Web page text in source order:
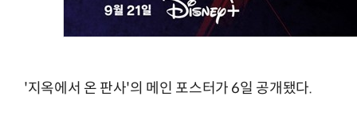
'지옥에서 온 판사'의 메인 포스터가 6일 공개됐다.